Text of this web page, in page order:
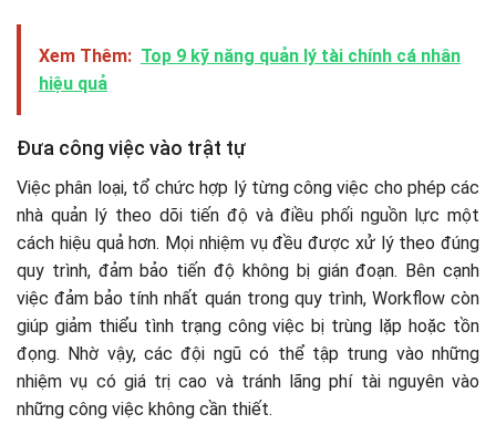
Xem Thêm: Top 9 kỹ năng quản lý tài chính cá nhân
hiệu quả
Đưa công việc vào trật tự
Việc phân loại, tổ chức hợp lý từng công việc cho phép các
nhà quản lý theo dõi tiến độ và điều phối nguồn lực một
cách hiệu quả hơn. Mọi nhiệm vụ đều được xử lý theo đúng
quy trình, đảm bảo tiến độ không bị gián đoạn. Bên cạnh
việc đảm bảo tính nhất quán trong quy trình, Workflow còn
giúp giảm thiểu tình trạng công việc bị trùng lặp hoặc tồn
đọng. Nhờ vậy, các đội ngũ có thể tập trung vào những
nhiệm vụ có giá trị cao và tránh lãng phí tài nguyên vào
những công việc không cần thiết.